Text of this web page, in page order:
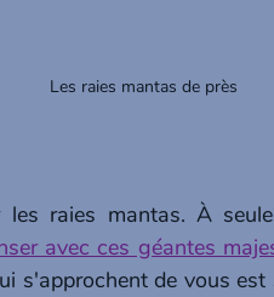
Les raies mantas de près
raies mantas. À
avec ces géantes
s'approchent de vous